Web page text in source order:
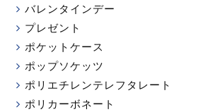
バレンタインデー
プレゼント
ポケットケース
ポップソケッツ
ポリエチレンテレフタレート
ポリカーボネート